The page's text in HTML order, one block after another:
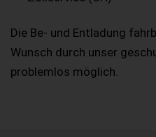
Die Be- und Entladung
Wunsch durch unser
problemlos möglich.